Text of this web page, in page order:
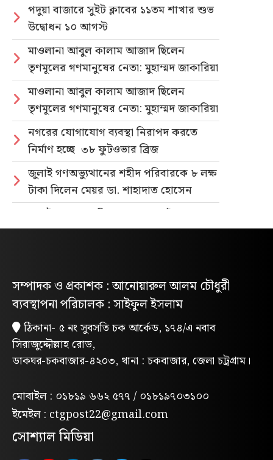
পদুয়া বাজারে সুইট ক্লাবের ১১তম শাখার শুভ
উদ্বোধন ১০ আগস্ট
মাওলানা আবুল কালাম আজাদ ছিলেন
তৃণমূলের গণমানুষের নেতা: মুহাম্মদ জাকারিয়া
মাওলানা আবুল কালাম আজাদ ছিলেন
তৃণমূলের গণমানুষের নেতা: মুহাম্মদ জাকারিয়া
নগরের যোগাযোগ ব্যবস্থা নিরাপদ করতে
নির্মাণ হচ্ছে ৩৮ ফুটওভার ব্রিজ
জুলাই গণঅভ্যুত্থানের শহীদ পরিবারকে ৮ লক্ষ
টাকা দিলেন মেয়র ডা. শাহাদাত হোসেন
জুলাই গণহত্যার বিচার ও গণভোটের গণরায়
বাস্তবায়নের দাবিতে জাতীয় ছাত্রশক্তির
পরিবেশবান্ধব ই-রিকশার লাইসেন্স
গণভোটের রায় ও জুলাই সনদ বাস্তবায়নের
দাবিতে লোহাগাড়ায় ছাত্রশিবিরের বিক্ষোভ
মিছিল
“চাঁদা নাপেয়ে পেঁপে বাগান ধ্বংস: পাহাড়ি
সন্ত্রাসীদের গ্রেপ্তারের দাবিতে পিসিসিপির
বিক্ষোভ”
লোহাগাড়ায় পরিবেশক অ্যাসোসিয়েশনের
উদ্যোগে বন্যাদুর্গতদের মাঝে ঢেউটিন বিতরণ
সম্পাদক ও প্রকাশক : আনোয়ারুল আলম চৌধুরী
ব্যবস্থাপনা পরিচালক : সাইফুল ইসলাম
ঠিকানা- ৫ নং সুবসতি চক আর্কেড, ১৭৪/এ নবাব
সিরাজুদ্দৌল্লাহ রোড,
ডাকঘর-চকবাজার-৪২০৩, থানা : চকবাজার, জেলা চট্রগ্রাম।
মোবাইল : ০১৮১৯ ৬৬২ ৫৭৭ / ০১৮১৯৭০৩১০০
ইমেইল : ctgpost22@gmail.com
সোশ্যাল মিডিয়া